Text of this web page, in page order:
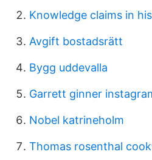
Knowledge claims in
Avgift bostadsrätt
Bygg uddevalla
Garrett ginner
Nobel katrineholm
Thomas rosenthal